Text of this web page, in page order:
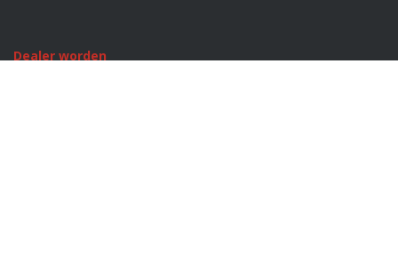
Dealer worden